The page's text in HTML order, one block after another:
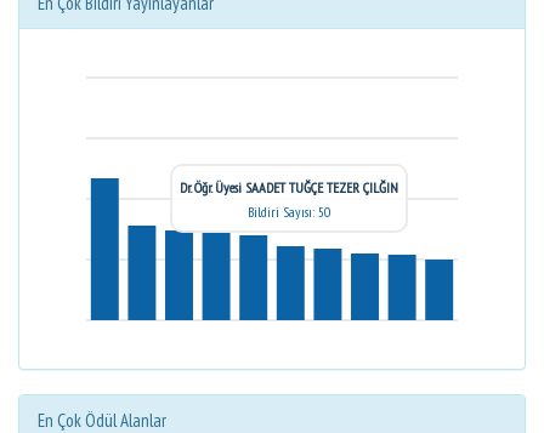
Dr. Öğr. Üyesi SAADET TUĞÇE TEZER ÇILĞIN
Bildiri Sayısı: 50
En Çok Ödül Alanlar